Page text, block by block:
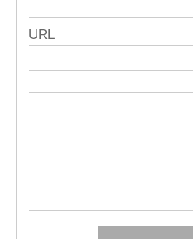
URL